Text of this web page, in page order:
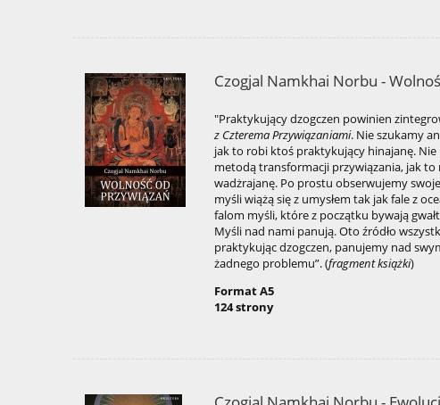
Czogjal Namkhai Norbu -
"Praktykujący dzogczen powinien
z Czterema Przywiązaniami. Nie szukamy
jak to robi ktoś praktykujący hinajanę. Nie
metodą transformacji przywiązania, jak
wadżrajanę. Po prostu obserwujemy
myśli wiążą się z umysłem tak jak fale z
falom myśli, które z początku bywają
Myśli nad nami panują. Oto źródło
praktykując dzogczen, panujemy nad
żadnego problemu”. (fragment książki)
Format A5
124 strony